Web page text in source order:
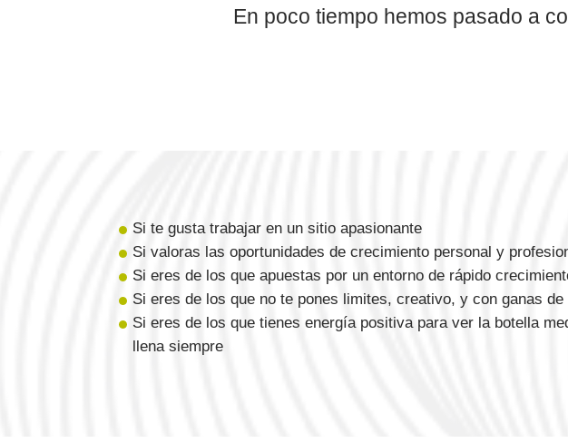
En poco tiempo hemos pasado a
Si te gusta trabajar en un sitio apasionante
Si valoras las oportunidades de crecimiento personal y
Si eres de los que apuestas por un entorno de rápido
Si eres de los que no te pones limites, creativo, y con ganas de
Si eres de los que tienes energía positiva para ver la botella
llena siempre